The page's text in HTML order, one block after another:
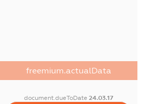
freemium.actualData
document.dueToDate 24.03.17